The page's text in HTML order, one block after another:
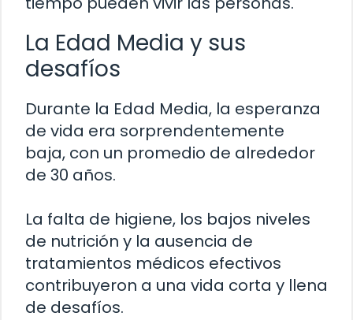
La Edad Media y sus
desafíos
Durante la Edad Media, la esperanza
de vida era sorprendentemente
baja, con un promedio de alrededor
de 30 años.
La falta de higiene, los bajos niveles
de nutrición y la ausencia de
tratamientos médicos efectivos
contribuyeron a una vida corta y llena
de desafíos.